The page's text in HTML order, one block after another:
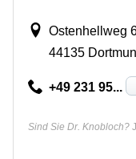
Ostenhellweg
44135
+49 231 95...
Sind Sie Dr. Knobloch?